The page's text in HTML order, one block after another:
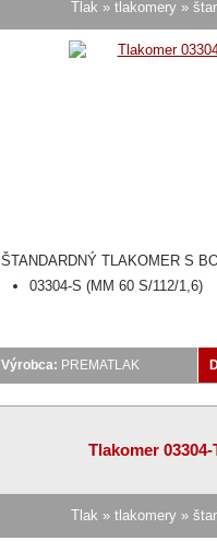
Tlak » tlakomery »
ŠTANDARDNÝ TLAKOMER S
03304-S (MM 60 S/112/1,6)
Výrobca: PREMATLAK
Tlakomer 03304-
Tlak » tlakomery »